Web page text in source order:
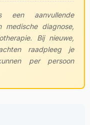
aanvullende
medische diagnose,
Bij nieuwe,
raadpleeg je
per persoon